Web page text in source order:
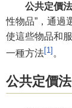
公共定價法
性物品”，通過
使這些物品和
一種方法[1] 。
公共定價